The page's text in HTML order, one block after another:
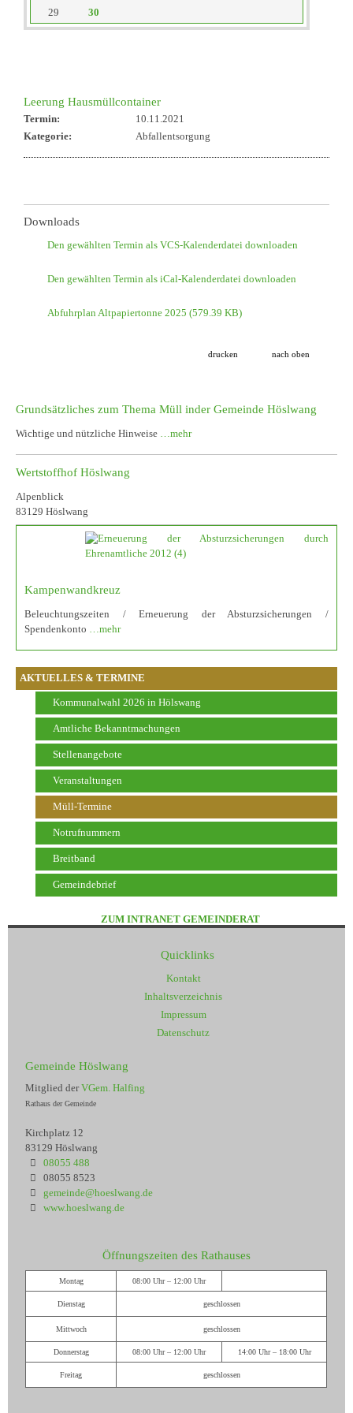
AKTUELLES & TERMINE
Kommunalwahl 2026 in Hölswang
Amtliche Bekanntmachungen
Stellenangebote
Veranstaltungen
Müll-Termine
Notrufnummern
Breitband
Gemeindebrief
29
30
Leerung Hausmüllcontainer
Termin:
10.11.2021
Kategorie:
Abfallentsorgung
Downloads
Den gewählten Termin als VCS-Kalenderdatei downloaden
Den gewählten Termin als iCal-Kalenderdatei downloaden
Abfuhrplan Altpapiertonne 2025 (579.39 KB)
drucken nach oben
Grundsätzliches zum Thema Müll inder Gemeinde Höslwang
Wichtige und nützliche Hinweise …mehr
Wertstoffhof Höslwang
Alpenblick
83129 Höslwang
Kampenwandkreuz
Beleuchtungszeiten / Erneuerung der Absturzsicherungen /
Spendenkonto …mehr
ZUM INTRANET GEMEINDERAT
Quicklinks
Kontakt
Inhaltsverzeichnis
Impressum
Datenschutz
Gemeinde Höslwang
Mitglied derVGem. Halfing
Rathaus der Gemeinde
Kirchplatz 12
83129 Höslwang
08055 488
08055 8523
gemeinde@hoeslwang.de
www.hoeslwang.de
Öffnungszeiten des Rathauses
Montag 08:00 Uhr – 12:00 Uhr
Dienstag geschlossen
Mittwoch geschlossen
Donnerstag 08:00 Uhr – 12:00 Uhr 14:00 Uhr – 18:00 Uhr
Freitag geschlossen